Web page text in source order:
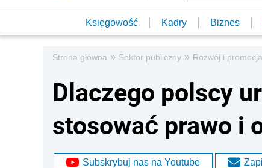
Księgowość Kadry Biznes
Strona główna » Sektor publiczny » Rozwój i promocja
Dlaczego polscy
stosować prawo i
Subskrybuj nas na Youtube